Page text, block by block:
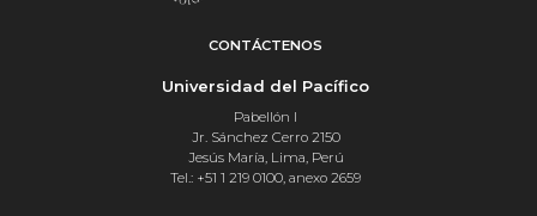
CONTÁCTENOS
Universidad del Pacífico
Pabellón I
Jr. Sánchez Cerro 2150
Jesús María, Lima, Perú
Tel.: +51 1 219 0100, anexo 2659